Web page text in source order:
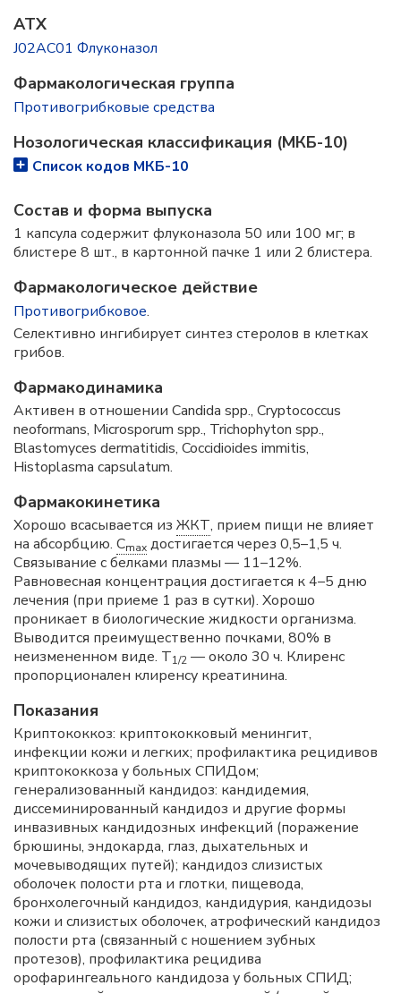
ATX
J02AC01 Флуконазол
Фармакологическая группа
Противогрибковые средства
Нозологическая классификация (МКБ-10)
Список кодов МКБ-10
Состав и форма выпускa
1 капсула содержит флуконазола 50 или 100 мг; в
блистере 8 шт., в картонной пачке 1 или 2 блистера.
Фармакологическое действие
Противогрибковое.
Селективно ингибирует синтез стеролов в клетках
грибов.
Фармакодинамика
Активен в отношении Candida spp., Cryptococcus
neoformans, Microsporum spp., Trichophyton spp.,
Blastomyces dermatitidis, Coccidioides immitis,
Histoplasma capsulatum.
Фармакокинетика
Хорошо всасывается из ЖКТ, прием пищи не влияет
на абсорбцию. Cmax достигается через 0,5–1,5 ч.
Связывание с белками плазмы — 11–12%.
Равновесная концентрация достигается к 4–5 дню
лечения (при приеме 1 раз в сутки). Хорошо
проникает в биологические жидкости организма.
Выводится преимущественно почками, 80% в
неизмененном виде. T1/2 — около 30 ч. Клиренс
пропорционален клиренсу креатинина.
Показания
Криптококкоз: криптококковый менингит,
инфекции кожи и легких; профилактика рецидивов
криптококкоза у больных СПИДом;
генерализованный кандидоз: кандидемия,
диссеминированный кандидоз и другие формы
инвазивных кандидозных инфекций (поражение
брюшины, эндокарда, глаз, дыхательных и
мочевыводящих путей); кандидоз слизистых
оболочек полости рта и глотки, пищевода,
бронхолегочный кандидоз, кандидурия, кандидозы
кожи и слизистых оболочек, атрофический кандидоз
полости рта (связанный с ношением зубных
протезов), профилактика рецидива
орофарингеального кандидоза у больных СПИД;